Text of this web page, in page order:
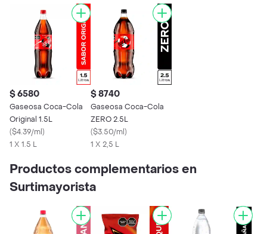
$ 6580
Gaseosa Coca-Cola
Original 1.5L
($4.39/ml)
1 X 1.5 L
$ 8740
Gaseosa Coca-Cola
ZERO 2.5L
($3.50/ml)
1 X 2,5 L
Productos complementarios en
Surtimayorista